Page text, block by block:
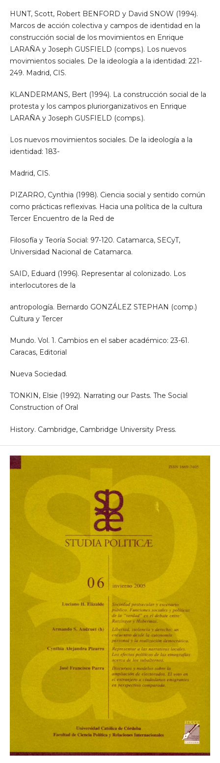
HUNT, Scott, Robert BENFORD y David SNOW (1994).
Marcos de acción colectiva y campos de identidad en la
construcción social de los movimientos en Enrique
LARAÑA y Joseph GUSFIELD (comps.). Los nuevos
movimientos sociales. De la ideología a la identidad: 221-
249. Madrid, CIS.
KLANDERMANS, Bert (1994). La construcción social de la
protesta y los campos pluriorganizativos en Enrique
LARAÑA y Joseph GUSFIELD (comps.).
Los nuevos movimientos sociales. De la ideología a la
identidad: 183-
Madrid, CIS.
PIZARRO, Cynthia (1998). Ciencia social y sentido común
como prácticas reflexivas. Hacia una política de la cultura
Tercer Encuentro de la Red de
Filosofía y Teoría Social: 97-120. Catamarca, SECyT,
Universidad Nacional de Catamarca.
SAID, Eduard (1996). Representar al colonizado. Los
interlocutores de la
antropología. Bernardo GONZÁLEZ STEPHAN (comp.)
Cultura y Tercer
Mundo. Vol. 1. Cambios en el saber académico: 23-61.
Caracas, Editorial
Nueva Sociedad.
TONKIN, Elsie (1992). Narrating our Pasts. The Social
Construction of Oral
History. Cambridge, Cambridge University Press.